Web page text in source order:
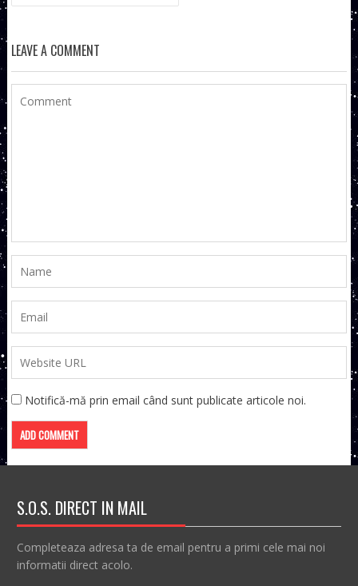
LEAVE A COMMENT
Notifică-mă prin email când sunt publicate articole noi.
S.O.S. DIRECT IN MAIL
Completeaza adresa ta de email pentru a primi cele mai noi
informatii direct acolo.